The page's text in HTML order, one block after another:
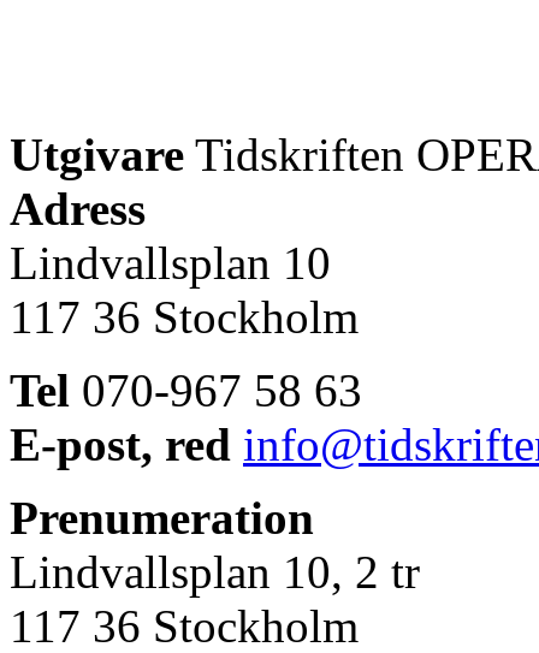
Utgivare Tidskriften
Adress
Lindvallsplan 10
117 36 Stockholm
Tel 070-967 58 63
E-post, red
Prenumeration
Lindvallsplan 10, 2 tr
117 36 Stockholm